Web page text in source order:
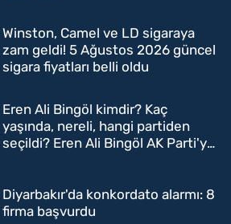
Winston, Camel ve LD sigaraya
zam geldi! 5 Ağustos 2026 güncel
sigara fiyatları belli oldu
Eren Ali Bingöl kimdir? Kaç
yaşında, nereli, hangi partiden
seçildi? Eren Ali Bingöl AK Parti'ye
Diyarbakır'da konkordato alarmı: 8
firma başvurdu